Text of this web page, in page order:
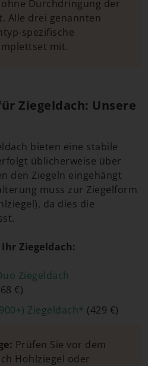
Durchdringung der
Alle drei genannten
spezifische
mit.
Ziegeldach: Unsere
bieten eine stabile
üblicherweise über
den Ziegeln eingehängt
muss zur Ziegelform
da dies die
Ziegeldach:
Ziegeldach
€)
Ziegeldach* (429 €)
Prüfen Sie vor dem
Hohlziegel oder